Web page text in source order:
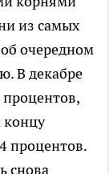
из самых
очередном
В декабре
концу
процентов.
снова